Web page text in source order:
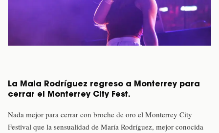
La Mala Rodríguez regreso a Monterrey para
cerrar el Monterrey City Fest.
Nada mejor para cerrar con broche de oro el Monterrey City
Festival que la sensualidad de María Rodríguez, mejor conocida